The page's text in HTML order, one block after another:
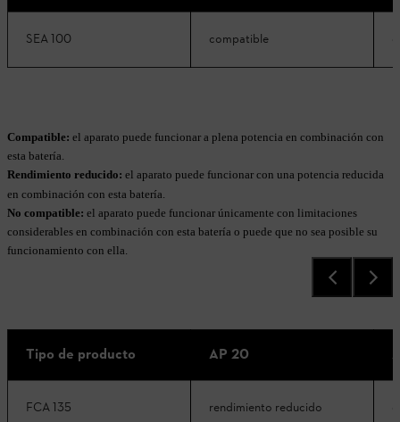
SEA 100 compatible
Compatible: el aparato puede funcionar a plena potencia en combinación con
esta batería.
Rendimiento reducido: el aparato puede funcionar con una potencia reducida
en combinación con esta batería.
No compatible: el aparato puede funcionar únicamente con limitaciones
considerables en combinación con esta batería o puede que no sea posible su
funcionamiento con ella.
Tipo de producto AP 20
FCA 135 rendimiento reducido